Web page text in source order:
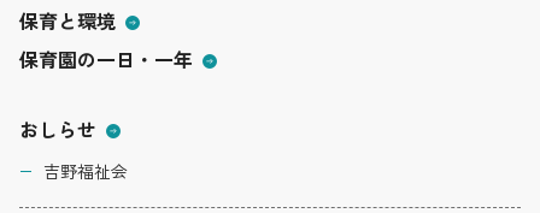
保育と環境
保育園の一日・一年
おしらせ
吉野福祉会